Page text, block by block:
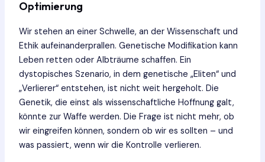
Optimierung
Wir stehen an einer Schwelle, an der Wissenschaft und
Ethik aufeinanderprallen. Genetische Modifikation kann
Leben retten oder Albträume schaffen. Ein
dystopisches Szenario, in dem genetische „Eliten“ und
„Verlierer“ entstehen, ist nicht weit hergeholt. Die
Genetik, die einst als wissenschaftliche Hoffnung galt,
könnte zur Waffe werden. Die Frage ist nicht mehr, ob
wir eingreifen können, sondern ob wir es sollten – und
was passiert, wenn wir die Kontrolle verlieren.